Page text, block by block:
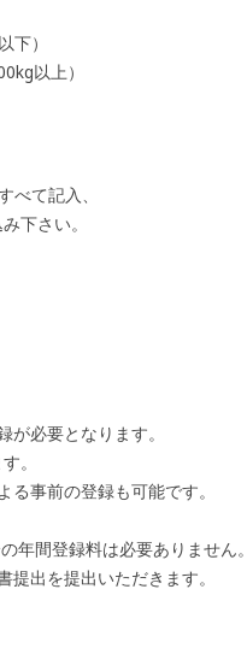
）
以上）
べて記入、
下さい。
必要となります。
。
事前の登録も可能です。
年間登録料は必要ありません。
出を提出いただきます。